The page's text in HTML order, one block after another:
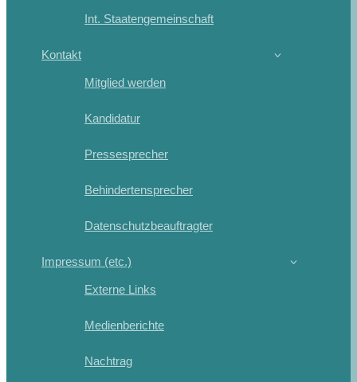
Int. Staatengemeinschaft
Kontakt
Mitglied werden
Kandidatur
Pressesprecher
Behindertensprecher
Datenschutzbeauftragter
Impressum (etc.)
Externe Links
Medienberichte
Nachtrag